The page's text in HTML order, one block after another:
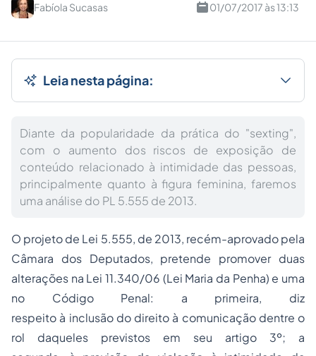
Fabíola Sucasas 01/07/2017 às 13:13
Leia nesta página:
Diante da popularidade da prática do "sexting",
com o aumento dos riscos de exposição de
conteúdo relacionado à intimidade das pessoas,
principalmente quanto à figura feminina, faremos
uma análise do PL 5.555 de 2013.
O projeto de Lei 5.555, de 2013, recém-aprovado pela
Câmara dos Deputados, pretende promover duas
alterações na Lei 11.340/06 (Lei Maria da Penha) e uma
no Código Penal: a primeira, diz
respeito à inclusão do direito à comunicação dentre o
rol daqueles previstos em seu artigo 3º; a